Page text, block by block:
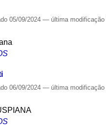
05/09/2024— última modificação
06/09/2024— última modificação